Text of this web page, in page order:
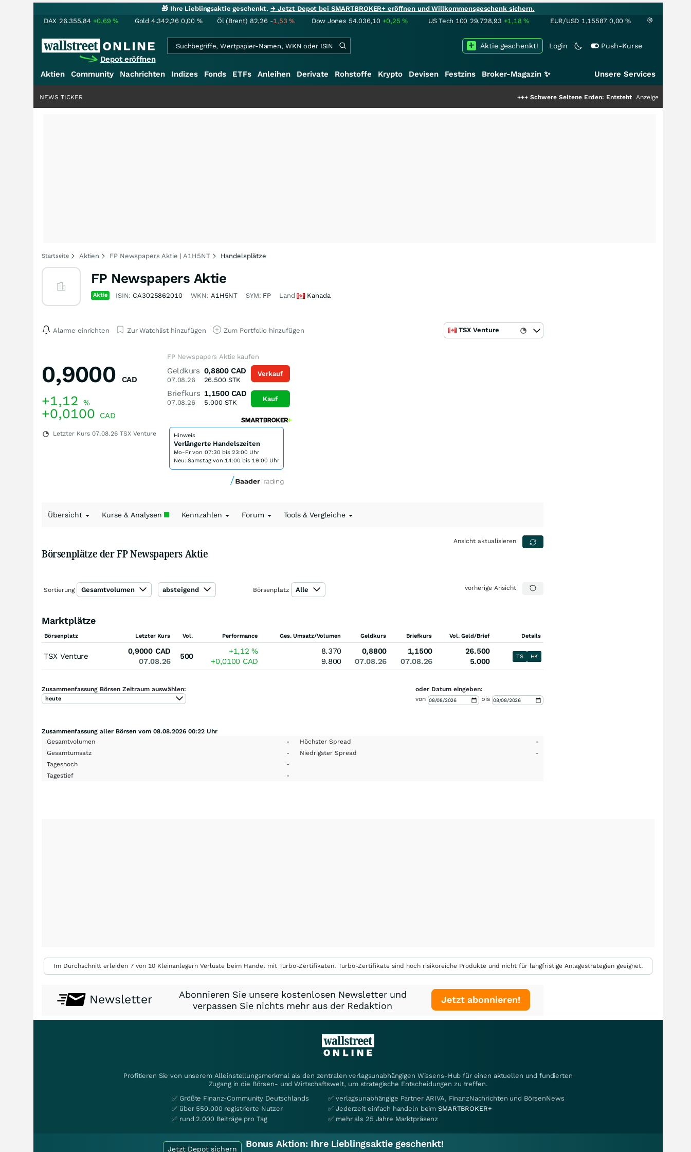
🎁 Ihre Lieblingsaktie geschenkt.→ Jetzt Depot bei SMARTBROKER+ eröffnen und Willkommensgeschenk sichern.
DAX 26.355,84 +0,69% Gold 4.342,26 0,00 % Öl (Brent) 82,26 -1,53% Dow Jones 54.036,10 +0,25% US Tech 100 29.728,93 +1,18% EUR/USD 1,15587 0,00 %
Depot eröffnen
Login Push-Kurse
Aktie geschenkt!
Aktien Community Nachrichten Indizes Fonds ETFs Anleihen Derivate Rohstoffe Krypto Devisen Festzins Broker-Magazin ✨ Unsere Services
Schwere Seltene Erden: Entsteht hier die nächste
Anzeige
NEWS TICKER
Startseite Aktien FP Newspapers Aktie | A1H5NT Handelsplätze
FP Newspapers Aktie
Aktie ISIN: CA3025862010 WKN: A1H5NT SYM: FP Land Kanada
Alarme einrichten Zur Watchlist hinzufügen Zum Portfolio hinzufügen TSX Venture
0,9000 CAD
+1,12 %
+0,0100 CAD
Letzter Kurs 07.08.26 TSX Venture
FP Newspapers Aktie kaufen
Geldkurs
07.08.26
0,8800 CAD
26.500STK
Briefkurs
07.08.26
1,1500 CAD
5.000STK
Verkauf
Kauf
Hinweis
Verlängerte Handelszeiten
Mo-Fr von 07:30 bis 23:00 Uhr
Neu: Samstag von 14:00 bis 19:00 Uhr
Übersicht Kurse & Analysen Kennzahlen Forum Tools & Vergleiche
Börsenplätze der FP Newspapers Aktie
Ansicht aktualisieren
Sortierung Gesamtvolumen absteigend Börsenplatz Alle vorherige Ansicht
Marktplätze
Börsenplatz Letzter Kurs Vol. Performance Ges. Umsatz/Volumen Geldkurs Briefkurs Vol. Geld/Brief Details
TSX Venture
0,9000 CAD
07.08.26
500
+1,12%
+0,0100 CAD
8.370
9.800
0,8800
07.08.26
1,1500
07.08.26
26.500
5.000
TS HK
Zusammenfassung Börsen Zeitraum auswählen:
heute
oder Datum eingeben:
von
bis
Zusammenfassung aller Börsen vom 08.08.2026 00:22 Uhr
Gesamtvolumen
- Höchster Spread
-
Gesamtumsatz
- Niedrigster Spread
-
Tageshoch
-
Tagestief
-
Im Durchschnitt erleiden 7 von 10 Kleinanlegern Verluste beim Handel mit Turbo-Zertifikaten. Turbo-Zertifikate sind hoch risikoreiche Produkte und nicht für langfristige Anlagestrategien geeignet.
Newsletter
Abonnieren Sie unsere kostenlosen Newsletter und
verpassen Sie nichts mehr aus der Redaktion
Jetzt abonnieren!
Profitieren Sie von unserem Alleinstellungsmerkmal als den zentralen verlagsunabhängigen Wissens-Hub für einen aktuellen und fundierten
Zugang in die Börsen- und Wirtschaftswelt, um strategische Entscheidungen zu treffen.
✅ Größte Finanz-Community Deutschlands
✅ über 550.000 registrierte Nutzer
✅ rund 2.000 Beiträge pro Tag
✅ verlagsunabhängige Partner ARIVA, FinanzNachrichten und BörsenNews
✅ Jederzeit einfach handeln beimSMARTBROKER+
✅ mehr als 25 Jahre Marktpräsenz
Jetzt Depot sichern Bonus Aktion: Ihre Lieblingsaktie geschenkt!